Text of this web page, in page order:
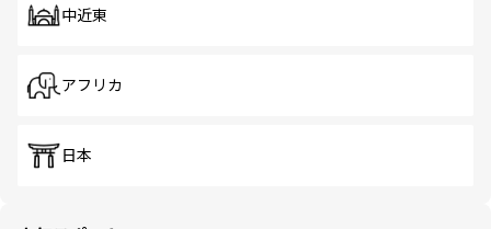
中近東
アフリカ
日本